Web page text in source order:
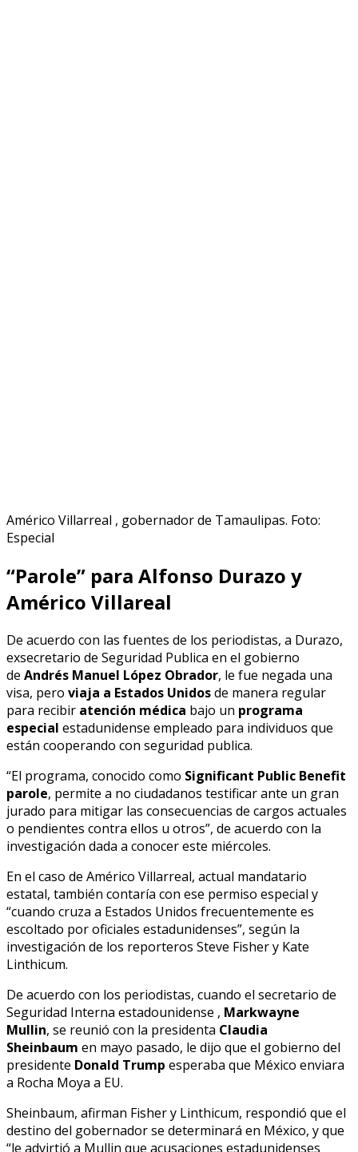
Américo Villarreal , gobernador de Tamaulipas. Foto:
Especial
“Parole” para Alfonso Durazo y
Américo Villareal
De acuerdo con las fuentes de los periodistas, a Durazo,
exsecretario de Seguridad Publica en el gobierno
de Andrés Manuel López Obrador, le fue negada una
visa, pero viaja a Estados Unidosde manera regular
para recibir atención médica bajo un programa
especial estadunidense empleado para individuos que
están cooperando con seguridad publica.
“El programa, conocido como Significant Public Benefit
parole, permite a no ciudadanos testificar ante un gran
jurado para mitigar las consecuencias de cargos actuales
o pendientes contra ellos u otros”, de acuerdo con la
investigación dada a conocer este miércoles.
En el caso de Américo Villarreal, actual mandatario
estatal, también contaría con ese permiso especial y
“cuando cruza a Estados Unidos frecuentemente es
escoltado por oficiales estadunidenses”, según la
investigación de los reporteros Steve Fisher y Kate
Linthicum.
De acuerdo con los periodistas, cuando el secretario de
Seguridad Interna estadounidense , Markwayne
Mullin, se reunió con la presidenta Claudia
Sheinbaum en mayo pasado, le dijo que el gobierno del
presidente Donald Trump esperaba que México enviara
a Rocha Moya a EU.
Sheinbaum, afirman Fisher y Linthicum, respondió que el
destino del gobernador se determinará en México, y que
“le advirtió a Mullin que acusaciones estadunidenses